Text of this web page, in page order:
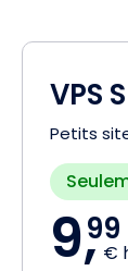
VPS S
Petits
9,99
€